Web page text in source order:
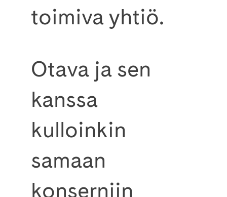
toimiva yhtiö.
Otava ja sen
kanssa
kulloinkin
samaan
konserniin